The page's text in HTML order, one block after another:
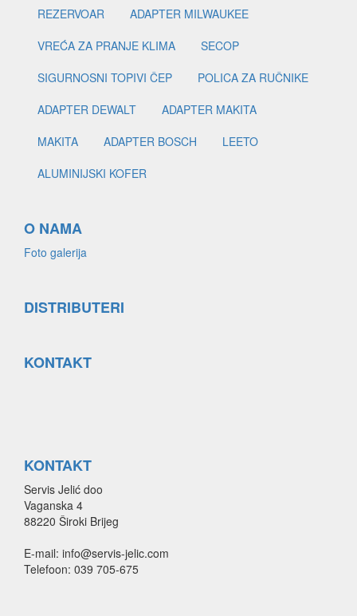
REZERVOAR
ADAPTER MILWAUKEE
VREĆA ZA PRANJE KLIMA
SECOP
SIGURNOSNI TOPIVI ČEP
POLICA ZA RUČNIKE
ADAPTER DEWALT
ADAPTER MAKITA
MAKITA
ADAPTER BOSCH
LEETO
ALUMINIJSKI KOFER
O NAMA
Foto galerija
DISTRIBUTERI
KONTAKT
KONTAKT
Servis Jelić doo
Vaganska 4
88220 Široki Brijeg
E-mail: info@servis-jelic.com
Telefoon: 039 705-675